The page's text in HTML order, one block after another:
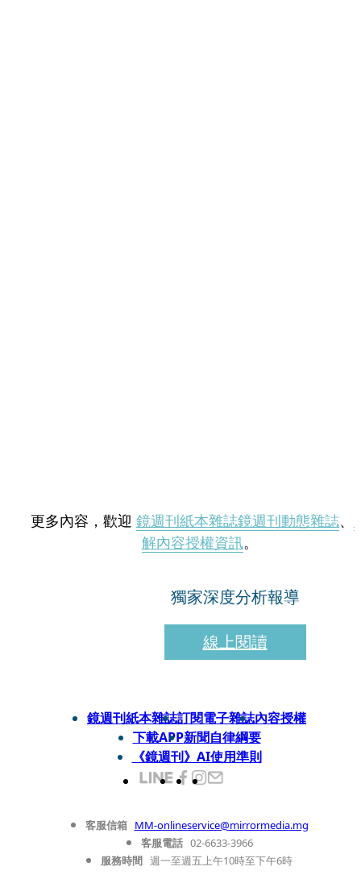
更多內容，歡迎 鏡週刊紙本雜誌鏡週刊動態雜誌、
解內容授權資訊。
獨家深度分析報導
線上閱讀
鏡週刊紙本雜誌訂閱電子雜誌內容授權
下載APP新聞自律綱要
《鏡週刊》AI使用準則
客服信箱 MM-onlineservice@mirrormedia.mg
客服電話 02-6633-3966
服務時間 週一至週五上午10時至下午6時